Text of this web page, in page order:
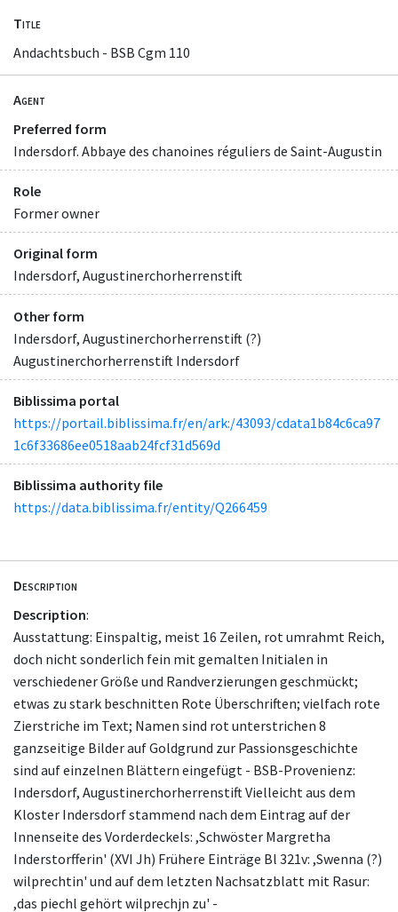
Title
Andachtsbuch - BSB Cgm 110
Agent
Preferred form
Indersdorf. Abbaye des chanoines réguliers de Saint-Augustin
Role
Former owner
Original form
Indersdorf, Augustinerchorherrenstift
Other form
Indersdorf, Augustinerchorherrenstift (?)
Augustinerchorherrenstift Indersdorf
Biblissima portal
https://portail.biblissima.fr/en/ark:/43093/cdata1b84c6ca97
1c6f33686ee0518aab24fcf31d569d
Biblissima authority file
https://data.biblissima.fr/entity/Q266459
Description
Description:
Ausstattung: Einspaltig, meist 16 Zeilen, rot umrahmt Reich,
doch nicht sonderlich fein mit gemalten Initialen in
verschiedener Größe und Randverzierungen geschmückt;
etwas zu stark beschnitten Rote Überschriften; vielfach rote
Zierstriche im Text; Namen sind rot unterstrichen 8
ganzseitige Bilder auf Goldgrund zur Passionsgeschichte
sind auf einzelnen Blättern eingefügt - BSB-Provenienz:
Indersdorf, Augustinerchorherrenstift Vielleicht aus dem
Kloster Indersdorf stammend nach dem Eintrag auf der
Innenseite des Vorderdeckels: ,Schwöster Margretha
Inderstorfferin' (XVI Jh) Frühere Einträge Bl 321v: ,Swenna (?)
wilprechtin' und auf dem letzten Nachsatzblatt mit Rasur:
,das piechl gehört wilprechjn zu' -